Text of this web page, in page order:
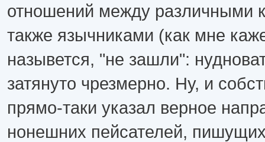
отношений между различными
также язычниками (как мне
назывется, "не зашли":
затянуто чрезмерно. Ну, и
прямо-таки указал верное
нонешних пейсателей,